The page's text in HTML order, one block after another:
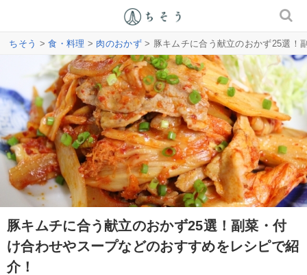
ちそう >食・料理 > 肉のおかず> 豚キムチに合う献立のおかず25選！
豚キムチに合う献立のおかず25選！副菜・付
け合わせやスープなどのおすすめをレシピで紹
介！